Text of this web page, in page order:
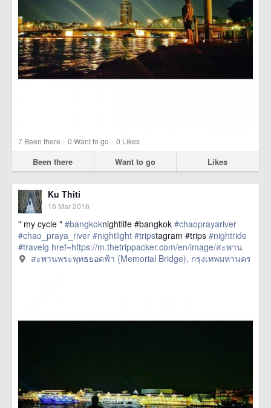
7 Been there · 0 Want to go · 0 Likes
Been there Want to go Likes
Ku Thiti
16 Mar 2016
" my cycle " #bangkoknightlife #bangkok #chaoprayariver
#chao_praya_river #nightlight #tripstagram #trips #nightride
#travelg href=https://m.thetrippacker.com/en/image/สะพาน
พระพุทธยอดฟ้าMemorialBridge/192401> more
สะพานพระพุทธยอดฟ้า (Memorial Bridge), กรุงเทพมหานคร